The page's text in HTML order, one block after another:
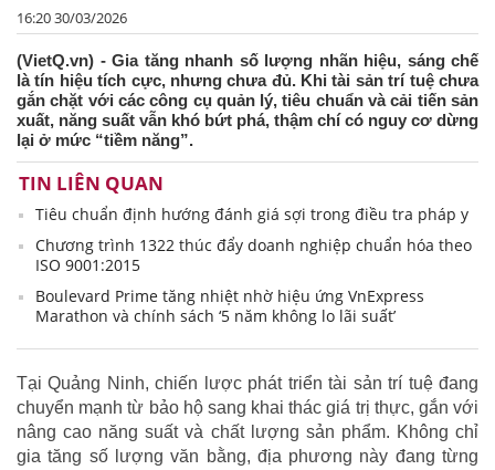
16:20 30/03/2026
(VietQ.vn) - Gia tăng nhanh số lượng nhãn hiệu, sáng chế
là tín hiệu tích cực, nhưng chưa đủ. Khi tài sản trí tuệ chưa
gắn chặt với các công cụ quản lý, tiêu chuẩn và cải tiến sản
xuất, năng suất vẫn khó bứt phá, thậm chí có nguy cơ dừng
lại ở mức “tiềm năng”.
TIN LIÊN QUAN
Tiêu chuẩn định hướng đánh giá sợi trong điều tra pháp y
Chương trình 1322 thúc đẩy doanh nghiệp chuẩn hóa theo
ISO 9001:2015
Boulevard Prime tăng nhiệt nhờ hiệu ứng VnExpress
Marathon và chính sách ‘5 năm không lo lãi suất’
Tại Quảng Ninh, chiến lược phát triển tài sản trí tuệ đang
chuyển mạnh từ bảo hộ sang khai thác giá trị thực, gắn với
nâng cao năng suất và chất lượng sản phẩm. Không chỉ
gia tăng số lượng văn bằng, địa phương này đang từng